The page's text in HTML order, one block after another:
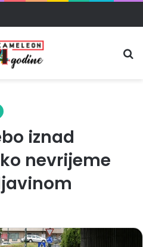
iznad
nevrijeme